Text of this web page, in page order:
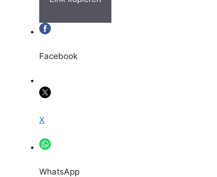
Facebook
X
WhatsApp